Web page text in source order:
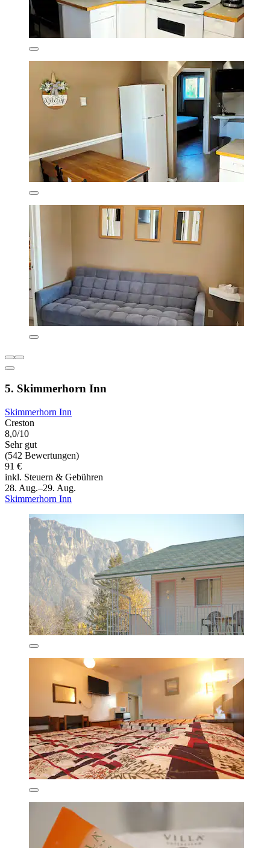
5. Skimmerhorn Inn
Skimmerhorn Inn
Creston
8,0/10
Sehr gut
(542 Bewertungen)
91 €
inkl. Steuern & Gebühren
28. Aug.–29. Aug.
Skimmerhorn Inn